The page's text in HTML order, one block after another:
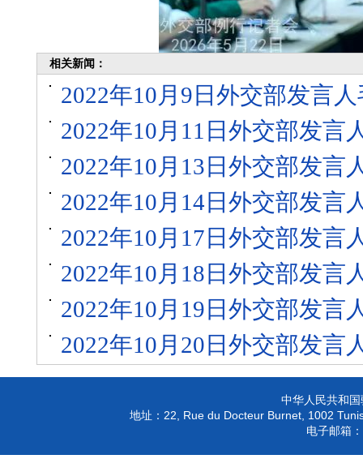
相关新闻：
2022年10月9日外交部发言
2022年10月11日外交部发言
2022年10月13日外交部发言
2022年10月14日外交部发言
2022年10月17日外交部发言
2022年10月18日外交部发言
2022年10月19日外交部发言
2022年10月20日外交部发言
中华人民共和
地址： 22, Rue du Docteur Burnet, 1002
电子邮箱：